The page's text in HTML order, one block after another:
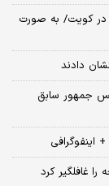
در کویت/ به صورت
دادند
جمهور سابق
غافلگیر کرد